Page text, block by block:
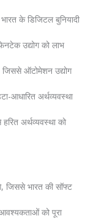
के डिजिटल बुनियादी
उद्योग को लाभ
जिससे ऑटोमेशन उद्योग
आधारित अर्थव्यवस्था
अर्थव्यवस्था को
जिससे भारत की सॉफ्ट
को पूरा